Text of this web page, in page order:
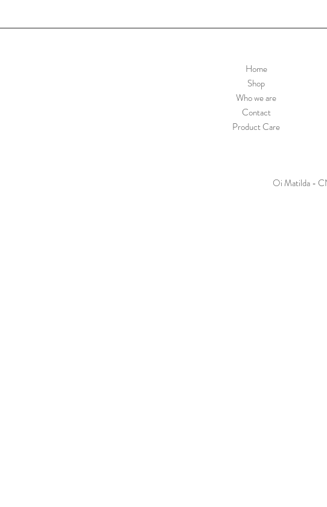
Home
Shop
Who we are
Contact
Product Care
Oi Matilda -